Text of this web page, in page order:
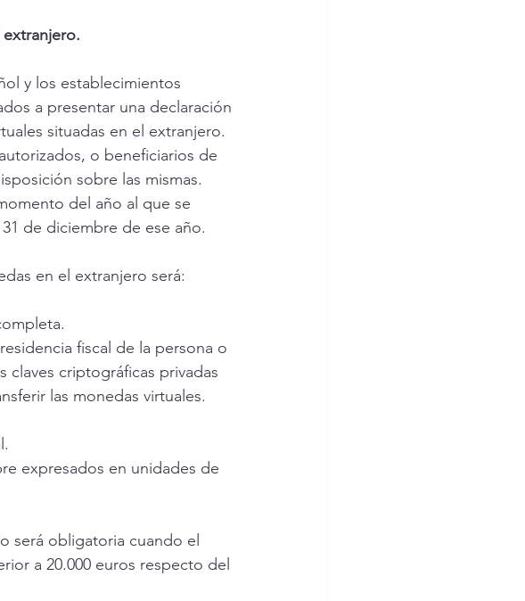
y los establecimientos
a presentar una declaración
situadas en el extranjero.
o beneficiarios de
sobre las mismas.
del año al que se
de diciembre de ese año.
en el extranjero será:
fiscal de la persona o
claves criptográficas privadas
las monedas virtuales.
expresados en unidades de
será obligatoria cuando el
a 20.000 euros respecto del